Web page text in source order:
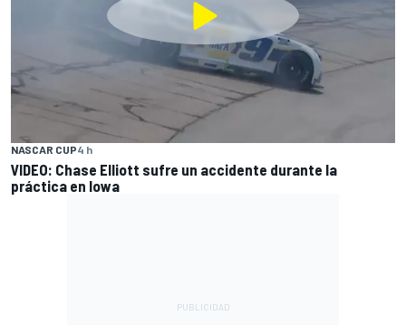
NASCAR CUP4 h
VIDEO: Chase Elliott sufre un accidente durante la
práctica en Iowa